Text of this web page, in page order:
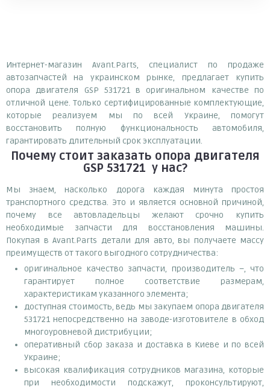
Интернет-магазин Avant.Parts, специалист по продаже
автозапчастей на украинском рынке, предлагает купить
опора двигателя GSP 531721 в оригинальном качестве по
отличной цене. Только сертифицированные комплектующие,
которые реализуем мы по всей Украине, помогут
восстановить полную функциональность автомобиля,
гарантировать длительный срок эксплуатации.
Почему стоит заказать опора двигателя
GSP 531721 у нас?
Мы знаем, насколько дорога каждая минута простоя
транспортного средства. Это и является основной причиной,
почему все автовладельцы желают срочно купить
необходимые запчасти для восстановления машины.
Покупая в Avant.Parts детали для авто, вы получаете массу
преимуществ от такого выгодного сотрудничества:
оригинальное качество запчасти, производитель –, что
гарантирует полное соответствие размерам,
характеристикам указанного элемента;
доступная стоимость, ведь мы закупаем опора двигателя
531721 непосредственно на заводе-изготовителе в обход
многоуровневой дистрибуции;
оперативный сбор заказа и доставка в Киеве и по всей
Украине;
высокая квалификация сотрудников магазина, которые
при необходимости подскажут, проконсультируют,